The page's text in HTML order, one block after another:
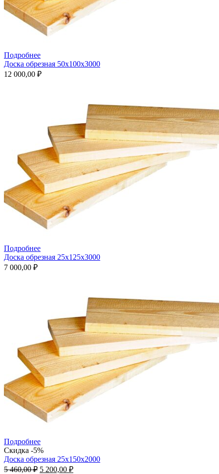
Подробнее
Доска обрезная 50x100x3000
12 000,00 ₽
Подробнее
Доска обрезная 25x125x3000
7 000,00 ₽
Подробнее
Скидка -5%
Доска обрезная 25x150x2000
5 460,00₽ Первоначальная
5 200,00 ₽Текущая